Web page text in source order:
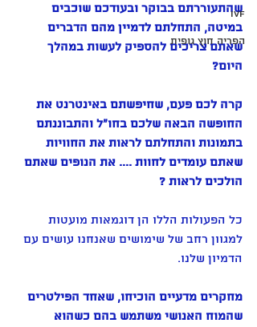
IVF
הפריה חוץ גופית
שהתעוררתם בבוקר ובעודכם שוכבים
במיטה, התחלתם לדמיין מהם הדברים
שאתם צריכים להספיק לעשות במהלך
היום?
קרה לכם פעם, שחיפשתם באינטרנט את
החופשה הבאה שלכם בחו"ל והתבוננתם
בתמונות והתחלתם לראות את החוויות
שאתם עומדים לחוות .... את הנופים שאתם
הולכים לראות ?
כל הפעולות הללו הן דוגמאות מועטות
למגוון רחב של שימושים שאנחנו עושים עם
הדמיון שלנו.
מחקרים מדעיים הוכיחו, שאחד הפילטרים
שהמוח האנושי משתמש בהם כשהוא